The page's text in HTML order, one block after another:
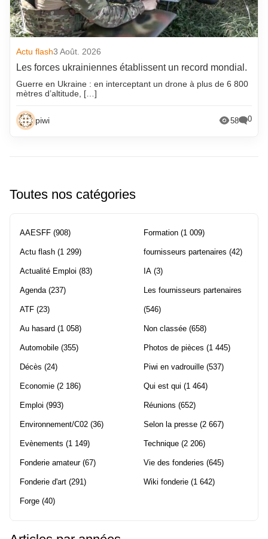
Actu flash3 Août. 2026
Les forces ukrainiennes établissent un record mondial.
Guerre en Ukraine : en interceptant un drone à plus de 6 800
mètres d’altitude, […]
piwi 58 0
Toutes nos catégories
AAESFF (908)
Actu flash (1 299)
Actualité Emploi (83)
Agenda(237)
ATF (23)
Au hasard (1 058)
Automobile (355)
Décès (24)
Economie (2 186)
Emploi (993)
Environnement/C02 (36)
Evènements (1 149)
Fonderie amateur(67)
Fonderie d'art (291)
Forge (40)
Formation (1 009)
fournisseurs partenaires (42)
IA (3)
Les fournisseurs partenaires
(546)
Non classée (658)
Photos de pièces (1 445)
Piwi en vadrouille (537)
Qui est qui (1 464)
Réunions (652)
Selon la presse (2 667)
Technique (2 206)
Vie des fonderies (645)
Wiki fonderie (1 642)